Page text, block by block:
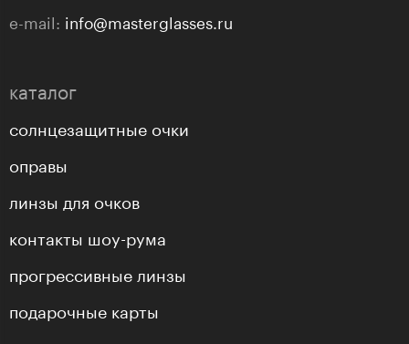
e-mail: info@masterglasses.ru
каталог
солнцезащитные очки
оправы
линзы для очков
контакты шоу-рума
прогрессивные линзы
подарочные карты